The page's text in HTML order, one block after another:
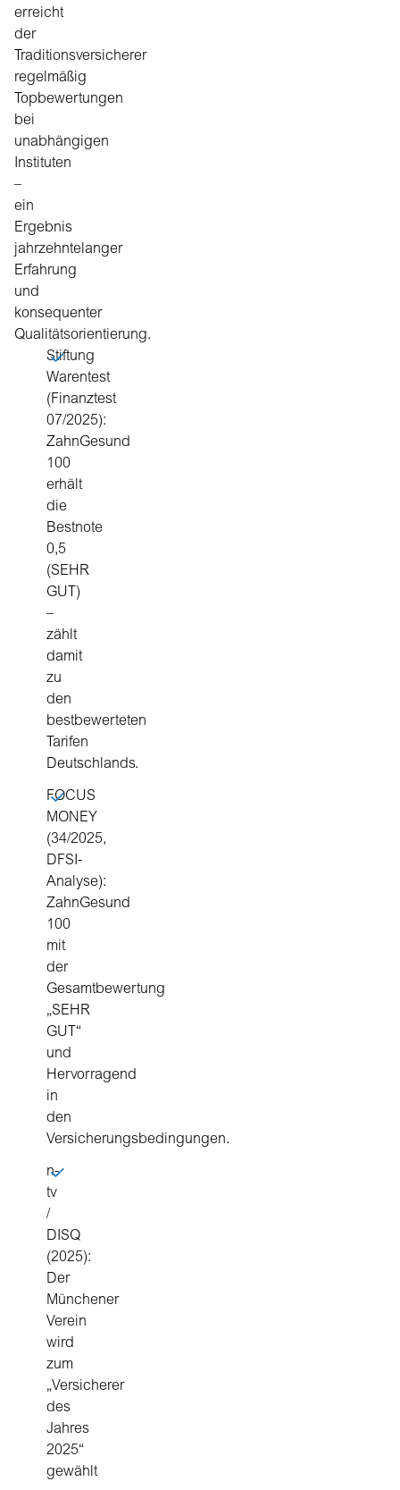
erreicht
der
Traditionsversicherer
regelmäßig
Topbewertungen
bei
unabhängigen
Instituten
–
ein
Ergebnis
jahrzehntelanger
Erfahrung
und
konsequenter
Qualitätsorientierung.
Stiftung
Warentest
(Finanztest
07/2025):
ZahnGesund
100
erhält
die
Bestnote
0,5
(SEHR
GUT)
–
zählt
damit
zu
den
bestbewerteten
Tarifen
Deutschlands.
FOCUS
MONEY
(34/2025,
DFSI-
Analyse):
ZahnGesund
100
mit
der
Gesamtbewertung
„SEHR
GUT“
und
Hervorragend
in
den
Versicherungsbedingungen.
n-
tv
/
DISQ
(2025):
Der
Münchener
Verein
wird
zum
„Versicherer
des
Jahres
2025“
gewählt